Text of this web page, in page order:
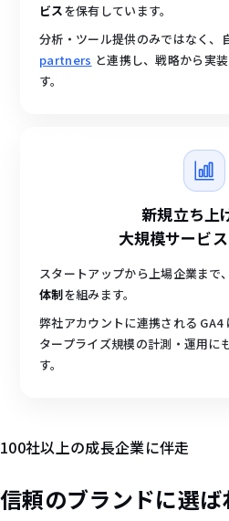
ビスを保有しています。
分析・ツール提供のみではなく、
partners と連携し、戦略から実
す。
新規立ち上
大規模サービ
スタートアップから上場企業まで、
体制を組みます。
弊社アカウントに連携される GA4
タープライズ規模の計測・運用に
す。
100社以上の成長企業に伴走
信頼のブランドに選ば